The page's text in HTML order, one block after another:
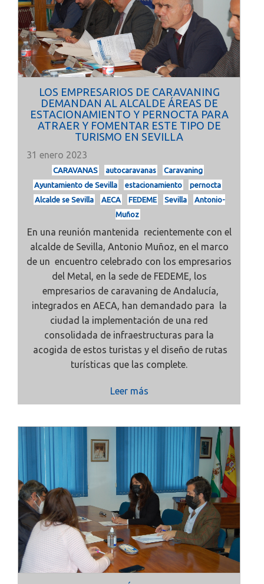
LOS EMPRESARIOS DE CARAVANING
DEMANDAN AL ALCALDE ÁREAS DE
ESTACIONAMIENTO Y PERNOCTA PARA
ATRAER Y FOMENTAR ESTE TIPO DE
TURISMO EN SEVILLA
31 enero 2023
CARAVANAS autocaravanas
Caravaning
Ayuntamiento de Sevilla
estacionamiento
pernocta
Alcalde se Sevilla
AECA FEDEME Sevilla
Antonio-
Muñoz
En una reunión mantenida recientemente con el
alcalde de Sevilla, Antonio Muñoz, en el marco
de un encuentro celebrado con los empresarios
del Metal, en la sede de FEDEME, los
empresarios de caravaning de Andalucía,
integrados en AECA, han demandado para la
ciudad la implementación de una red
consolidada de infraestructuras para la
acogida de estos turistas y el diseño de rutas
turísticas que las complete.
Leer más